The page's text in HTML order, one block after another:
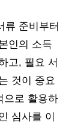
류 준비부터
인의 소득
고, 필요 서
것이 중요
으로 활용하
심사를 이